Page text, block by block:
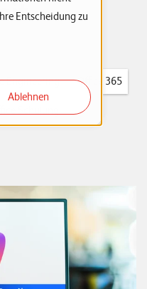
Entscheidung zu
Ablehnen
i
P
o
f
Engineering Office 365